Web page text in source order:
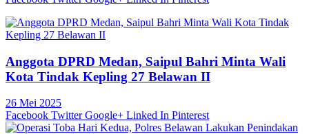
Anggota DPRD Medan, Saipul Bahri Minta Wali
Kota Tindak Kepling 27 Belawan II
26 Mei 2025
Facebook Twitter Google+ Linked In Pinterest